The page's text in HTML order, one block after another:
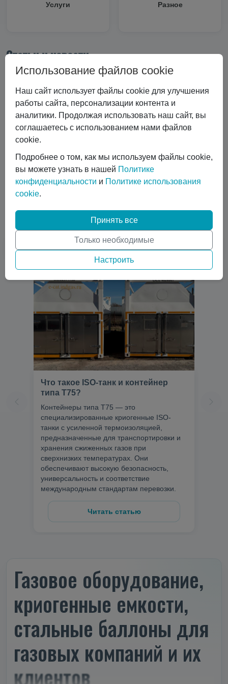
Услуги Разное
Статьи и новости
Все статьи
Все статьи
#Криоцилиндры
#Технические характеристики
#Вертикальные криоцилиндры
#Эксплуатация криоцилиндра
#Экономика и выбор
#Сравнение технологий
#Горизонтальные криоцилиндры
#Ремонт и обслуживание
#коботы
#автоматизация сварки
#Транспортировка жидких газов
Что такое ISO-танк и контейнер
типа T75?
Контейнеры типа T75 — это
специализированные криогенные ISO-
танки с усиленной термоизоляцией,
предназначенные для транспортировки и
хранения сжиженных газов при
сверхнизких температурах. Они
обеспечивают высокую безопасность,
универсальность и соответствие
международным стандартам перевозки.
Читать статью
Газовое оборудование,
криогенные емкости,
стальные баллоны для
газовых компаний и их
клиентов
Использование файлов cookie
Наш сайт использует файлы cookie для улучшения
работы сайта, персонализации контента и
аналитики. Продолжая использовать наш сайт, вы
соглашаетесь с использованием нами файлов
cookie.
Подробнее о том, как мы используем файлы cookie,
вы можете узнать в нашей Политике
конфиденциальности и Политике использования
cookie.
Принять все
Только необходимые
Настроить